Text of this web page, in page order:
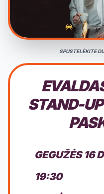
SPUSTELĖKITE
STAND-
GEGUŽĖS 16
19:30